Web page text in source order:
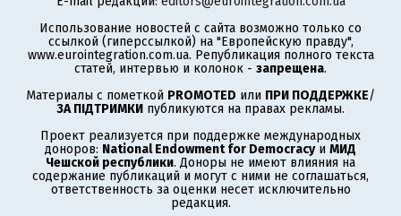
Использование новостей с сайта возможно только со
ссылкой (гиперссылкой) на "Европейскую правду",
www.eurointegration.com.ua. Републикация полного текста
статей, интервью и колонок - запрещена.
Материалы с пометкой PROMOTED или ПРИ ПОДДЕРЖКЕ/
ЗА ПІДТРИМКИ публикуются на правах рекламы.
Проект реализуется при поддержке международных
доноров: National Endowment for Democracyи МИД
Чешской республики. Доноры не имеют влияния на
содержание публикаций и могут с ними не соглашаться,
ответственность за оценки несет исключительно
редакция.